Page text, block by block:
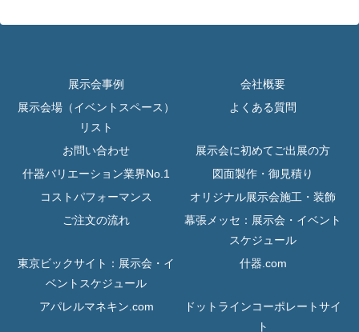
展示会事例
会社概要
展示会場（イベントスペース）
リスト
よくある質問
お問い合わせ
展示会に初めてご出展の方
什器バリエーション業界No.1
図面製作・御見積り
コストパフォーマンス
オリジナル展示会施工・装飾
ご注文の流れ
幕張メッセ：展示会・イベント
スケジュール
東京ビックサイト：展示会・イ
ベントスケジュール
什器.com
アパレルマネキン.com
ドットラインコーポレートサイ
ト